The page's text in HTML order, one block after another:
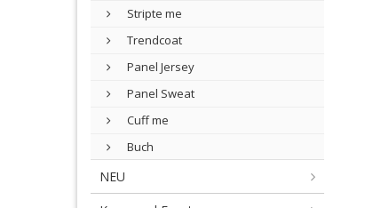
Stripte me
Trendcoat
Panel Jersey
Panel Sweat
Cuff me
Buch
NEU